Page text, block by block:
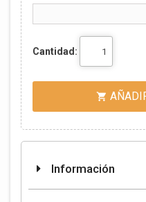
Cantidad:

Información